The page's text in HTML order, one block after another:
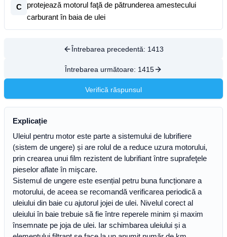
C
protejează motorul faţă de pătrunderea amestecului
carburant în baia de ulei
Întrebarea precedentă: 1413
Întrebarea următoare: 1415
Verifică răspunsul
Explicație
Uleiul pentru motor este parte a sistemului de lubrifiere
(sistem de ungere) și are rolul de a reduce uzura motorului,
prin crearea unui film rezistent de lubrifiant între suprafeţele
pieselor aflate în mişcare.
Sistemul de ungere este esențial petru buna funcționare a
motorului, de aceea se recomandă verificarea periodică a
uleiului din baie cu ajutorul jojei de ulei. Nivelul corect al
uleiului în baie trebuie să fie între reperele minim și maxim
însemnate pe joja de ulei. Iar schimbarea uleiului și a